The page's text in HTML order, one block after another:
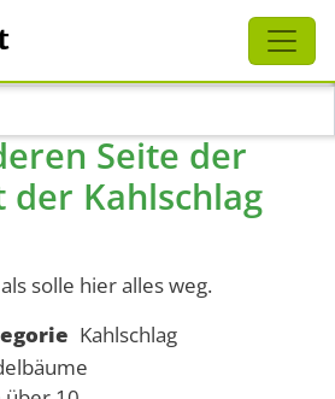
Seite der
der Kahlschlag
solle hier alles weg.
Kahlschlag
Schliessen